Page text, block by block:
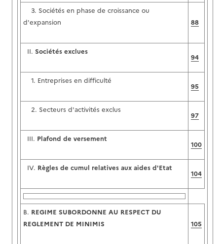
3. Sociétés en phase de croissance ou
d'expansion
88
II. Sociétés exclues
94
1. Entreprises en difficulté
95
2. Secteurs d'activités exclus
97
III. Plafond de versement
100
IV. Règles de cumul relatives aux aides d'Etat
104
B. REGIME SUBORDONNE AU RESPECT DU
REGLEMENT DE MINIMIS
105